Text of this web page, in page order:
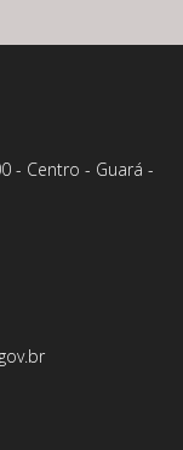
- Centro - Guará -